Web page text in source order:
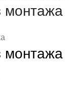
монтажа
монтажа